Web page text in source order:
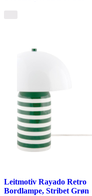
Leitmotiv Rayado Retro
Bordlampe, Stribet Grøn